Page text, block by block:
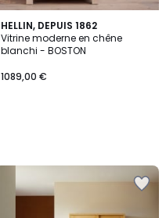
HELLIN, DEPUIS 1862
Vitrine moderne en chêne
blanchi - BOSTON
1089,00 €